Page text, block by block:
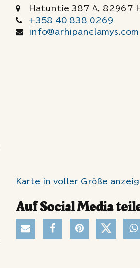
Hatuntie 387 A, 82967
+358 40 838 0269
info@arhipanelamys.com
Karte in voller Größe
Auf Social Media